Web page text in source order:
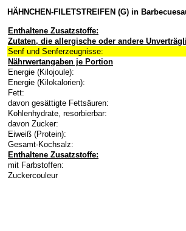
HÄHNCHEN-FILETSTREIFEN (G) in
Enthaltene Zusatzstoffe:
Zutaten, die allergische oder andere
Senf und Senferzeugnisse:
Nährwertangaben je Portion
Energie (Kilojoule):
Energie (Kilokalorien):
Fett:
davon gesättigte Fettsäuren:
Kohlenhydrate, resorbierbar:
davon Zucker:
Eiweiß (Protein):
Gesamt-Kochsalz:
Enthaltene Zusatzstoffe:
mit Farbstoffen:
Zuckercouleur